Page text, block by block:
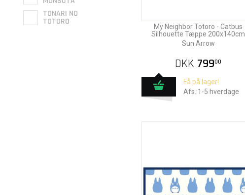
TONARI NO
TOTORO
My Neighbor Totoro - Catbus
Silhouette Tæppe 200x140cm
Sun Arrow
DKK 79900
Få på lager!
Afs.:1-5 hverdage